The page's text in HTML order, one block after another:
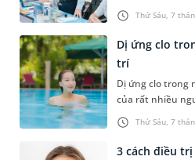
Thứ Sáu, 7
(BoA) đã ghi
hệ thống quản lý
Thứ Sáu, 7
Dị ứng clo
trí
Dị ứng clo trong
của rất nhiều
những trường
hồ bơi nhân tạo.
3 cách điều